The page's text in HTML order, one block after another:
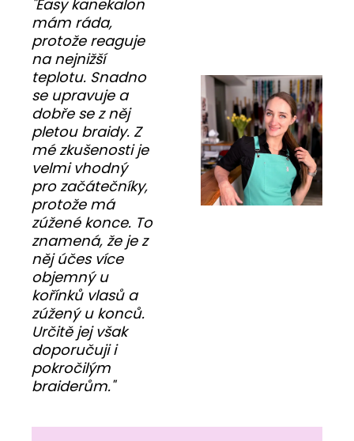
"Easy kanekalon
mám ráda,
protože reaguje
na nejnižší
teplotu. Snadno
se upravuje a
dobře se z něj
pletou braidy. Z
mé zkušenosti je
velmi vhodný
pro začátečníky,
protože má
zúžené konce. To
znamená, že je z
něj účes více
objemný u
kořínků vlasů a
zúžený u konců.
Určitě jej však
doporučuji i
pokročilým
braiderům."